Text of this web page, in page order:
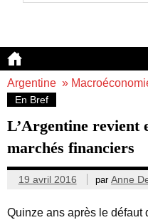
Argentine »
En Bref
L’Argentine revient
marchés financiers
19 avril 2016 parAnne
Quinze ans après le défaut